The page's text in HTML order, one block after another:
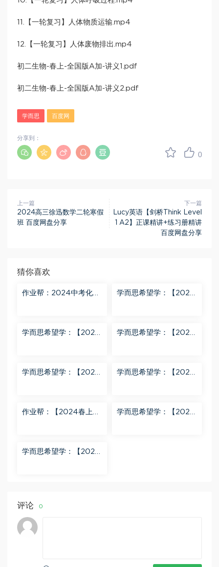
11.【一轮复习】人体物质运输.mp4
12.【一轮复习】人体废物排出.mp4
初二生物-春上-全国版A加-讲义1.pdf
初二生物-春上-全国版A加-讲义2.pdf
学而思 百度网
0
分享到：
上一篇
2024高三徐迅数学二轮寒假
班 百度网盘分享
下一篇
Lucy英语【剑桥Think Level
1 A2】正课精讲+练习册精讲
百度网盘分享
猜你喜欢
作业帮：2024中考化学
学而思希望学：【2024
学而思希望学：【2024
学而思希望学：【2024
学而思希望学：【2024
学而思希望学：【2023
作业帮：【2024春上】
学而思希望学：【2024
学而思希望学：【2023
评论 0